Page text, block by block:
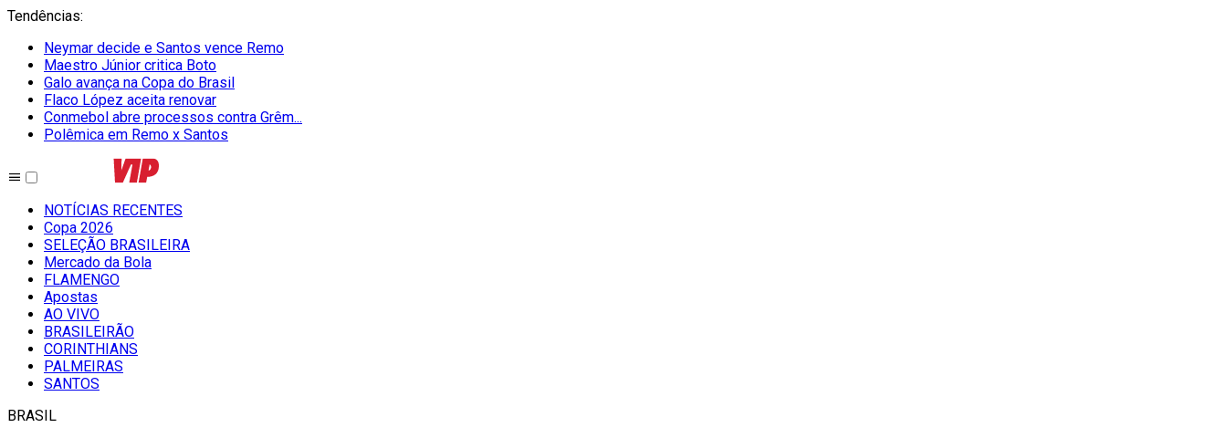
Tendências:
Neymar decide e Santos vence Remo
Maestro Júnior critica Boto
Galo avança na Copa do Brasil
Flaco López aceita renovar
Conmebol abre processos contra Grêm...
Polêmica em Remo x Santos
NOTÍCIAS RECENTES
Copa 2026
SELEÇÃO BRASILEIRA
Mercado da Bola
FLAMENGO
Apostas
AO VIVO
BRASILEIRÃO
CORINTHIANS
PALMEIRAS
SANTOS
BRASIL